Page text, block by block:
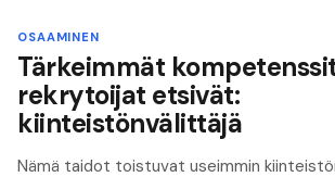
OSAAMINEN
Tärkeimmät
rekrytoijat etsivät:
kiinteistönvälittäjä
Nämä taidot toistuvat useimmin